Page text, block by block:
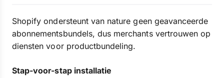
Shopify ondersteunt van nature geen geavanceerde
abonnementsbundels, dus merchants vertrouwen op
diensten voor productbundeling.
Stap-voor-stap installatie